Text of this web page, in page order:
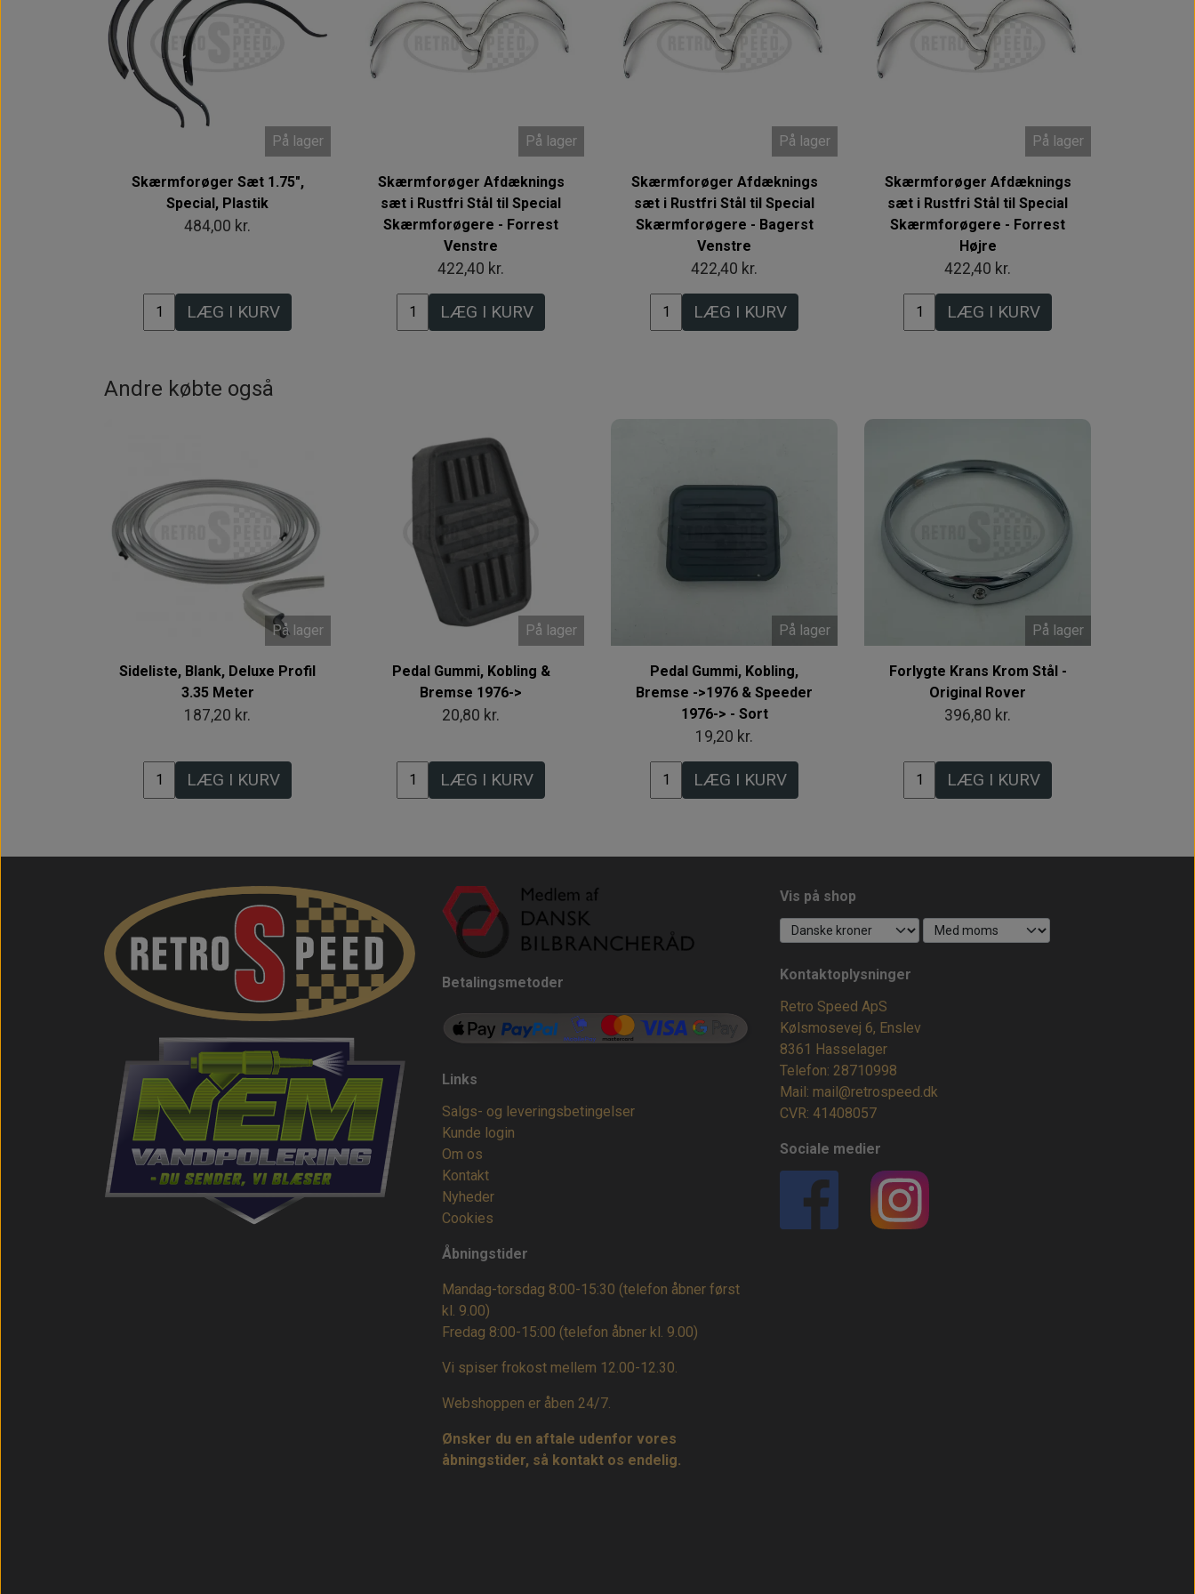
På lager
Skærmforøger Sæt 1.75",
Special, Plastik
484,00 kr.
LÆG I KURV
På lager
Skærmforøger Afdæknings
sæt i Rustfri Stål til Special
Skærmforøgere - Forrest
Venstre
422,40 kr.
LÆG I KURV
På lager
Skærmforøger Afdæknings
sæt i Rustfri Stål til Special
Skærmforøgere - Bagerst
Venstre
422,40 kr.
LÆG I KURV
På lager
Skærmforøger Afdæknings
sæt i Rustfri Stål til Special
Skærmforøgere - Forrest
Højre
422,40 kr.
LÆG I KURV
Andre købte også
På lager
Sideliste, Blank, Deluxe Profil
3.35 Meter
187,20 kr.
LÆG I KURV
På lager
Pedal Gummi, Kobling &
Bremse 1976->
20,80 kr.
LÆG I KURV
På lager
Pedal Gummi, Kobling,
Bremse ->1976 & Speeder
1976-> - Sort
19,20 kr.
LÆG I KURV
På lager
Forlygte Krans Krom Stål -
Original Rover
396,80 kr.
LÆG I KURV
Betalingsmetoder
Links
Salgs- og leveringsbetingelser
Kunde login
Om os
Kontakt
Nyheder
Cookies
Åbningstider
Mandag-torsdag 8:00-15:30 (telefon åbner først
kl. 9.00)
Fredag 8:00-15:00 (telefon åbner kl. 9.00)
Vi spiser frokost mellem 12.00-12.30.
Webshoppen er åben 24/7.
Ønsker du en aftale udenfor vores
åbningstider, så kontakt os endelig.
Vis på shop
Kontaktoplysninger
Retro Speed ApS
Kølsmosevej 6, Enslev
8361 Hasselager
Telefon: 28710998
Mail: mail@retrospeed.dk
CVR: 41408057
Sociale medier